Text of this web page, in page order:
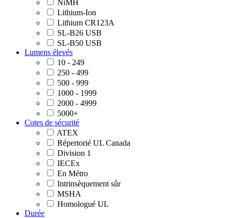
NiMH
Lithium-Ion
Lithium CR123A
SL-B26 USB
SL-B50 USB
Lumens élevés
10 - 249
250 - 499
500 - 999
1000 - 1999
2000 - 4999
5000+
Cotes de sécurité
ATEX
Répertorié UL Canada
Division 1
IECEx
En Métro
Intrinsèquement sûr
MSHA
Homologué UL
Durée